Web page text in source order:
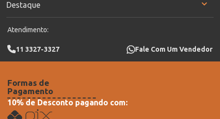
Destaque
Atendimento:
11 3327-3327 Fale Com Um Vendedor
Formas de
Pagamento
10% de Desconto pagando com: